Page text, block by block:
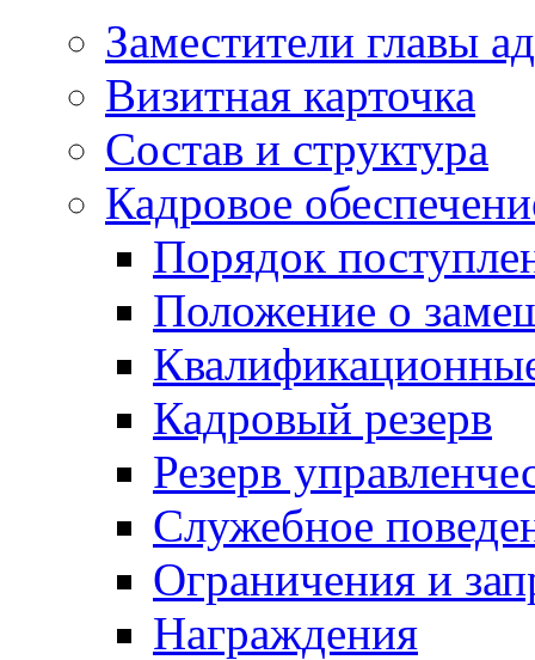
Заместители главы
Визитная карточка
Состав и структура
Кадровое
Порядок
Положение о
Кадровый резерв
Резерв
Служебное
Ограничения и
Награждения